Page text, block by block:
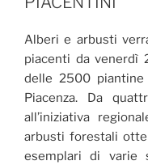
Alberi e arbusti
piacenti da venerdì
delle 2500
Piacenza. Da
all’iniziativa
arbusti forestali
esemplari di varie